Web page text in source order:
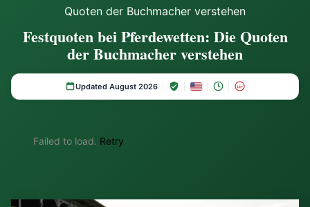
Quoten der Buchmacher verstehen
Festquoten bei Pferdewetten: Die Quoten
der Buchmacher verstehen
Updated August 2026 18+
Failed to load. Retry